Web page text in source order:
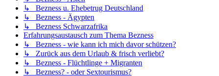
↳ Bezness u. Ehebetrug Deutschland
↳ Bezness - Ägypten
↳ Bezness Schwarzafrika
Erfahrungsaustausch zum Thema Bezness
↳ Bezness - wie kann ich mich davor schützen?
↳ Zurück aus dem Urlaub & frisch verliebt?
↳ Bezness - Flüchtlinge + Migranten
↳ Bezness? - oder Sextourismus?